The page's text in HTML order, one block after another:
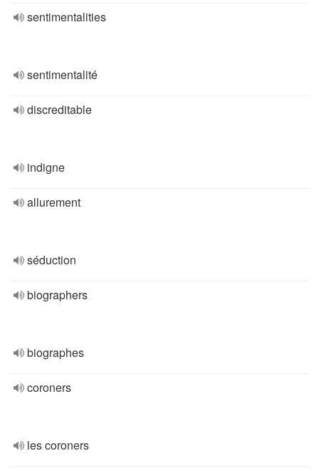
sentimentalities
sentimentalité
discreditable
indigne
allurement
séduction
biographers
biographes
coroners
les coroners